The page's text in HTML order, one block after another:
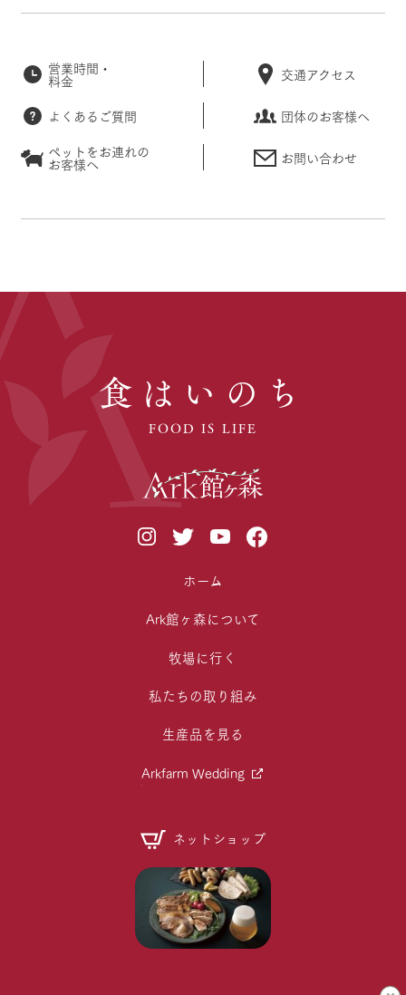
営業時間・
料金 交通アクセス
よくあるご質問
団体のお客様へ
ペットをお連れの
お客様へ お問い合わせ
食はいのち
FOOD IS LIFE
ホーム
Ark館ヶ森について
牧場に行く
私たちの取り組み
生産品を見る
Arkfarm Wedding
ネットショップ